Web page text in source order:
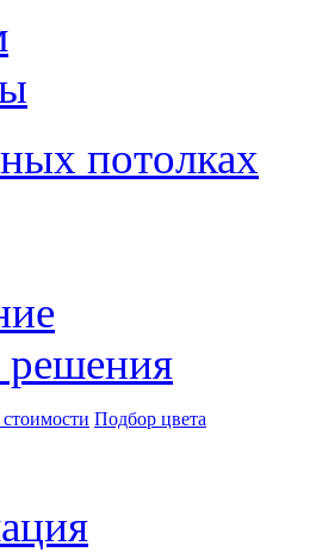
потолках
решения
стоимости Подбор цвета